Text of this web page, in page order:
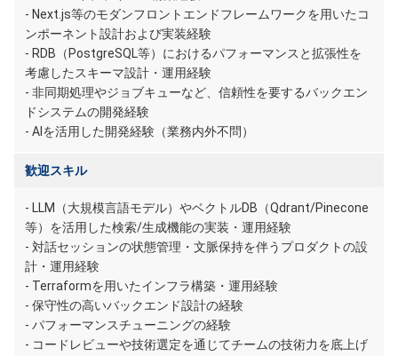
- Next.js等のモダンフロントエンドフレームワークを用いたコ
ンポーネント設計および実装経験
- RDB（PostgreSQL等）におけるパフォーマンスと拡張性を
考慮したスキーマ設計・運用経験
- 非同期処理やジョブキューなど、信頼性を要するバックエン
ドシステムの開発経験
- AIを活用した開発経験（業務内外不問）
歓迎スキル
- LLM（大規模言語モデル）やベクトルDB（Qdrant/Pinecone
等）を活用した検索/生成機能の実装・運用経験
- 対話セッションの状態管理・文脈保持を伴うプロダクトの設
計・運用経験
- Terraformを用いたインフラ構築・運用経験
- 保守性の高いバックエンド設計の経験
- パフォーマンスチューニングの経験
- コードレビューや技術選定を通じてチームの技術力を底上げ